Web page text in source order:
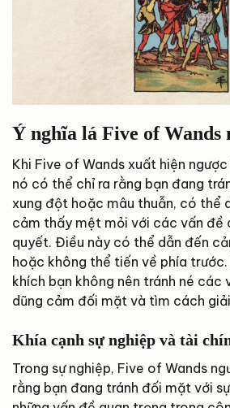
Ý nghĩa lá Five of Wands
Khi Five of Wands xuất hiện
nó có thể chỉ ra rằng bạn đang
xung đột hoặc mâu thuẫn, có thể
cảm thấy mệt mỏi với các vấn đề
quyết. Điều này có thể dẫn đến
hoặc không thể tiến về phía trước.
khích bạn không nên tránh né các
dũng cảm đối mặt và tìm cách
Khía cạnh sự nghiệp và tài
Trong sự nghiệp, Five of Wands
rằng bạn đang tránh đối mặt với